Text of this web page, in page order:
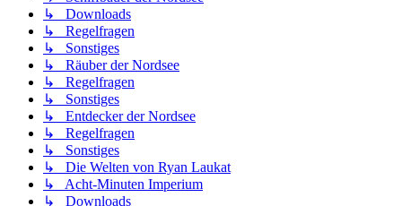
↳ Downloads
↳ Regelfragen
↳ Sonstiges
↳ Räuber der Nordsee
↳ Regelfragen
↳ Sonstiges
↳ Entdecker der Nordsee
↳ Regelfragen
↳ Sonstiges
↳ Die Welten von Ryan Laukat
↳ Acht-Minuten Imperium
↳ Downloads